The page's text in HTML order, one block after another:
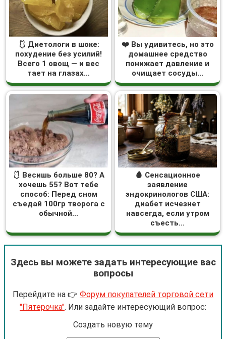
🩱 Диетологи в шоке:
похудение без усилий!
Всего 1 овощ — и вес
тает на глазах…
❤️ Вы удивитесь, но это
домашнее средство
понижает давление и
очищает сосуды...
🩱 Весишь больше 80? А
хочешь 55? Вот тебе
способ: Перед сном
съедай 100гр творога с
обычной...
🩸 Сенсационное
заявление
эндокринологов США:
диабет исчезнет
навсегда, если утром
съесть...
Здесь вы можете задать интересующие вас
вопросы
Перейдите на 👉 Форум покупателей торговой сети
"Пятерочка". Или задайте интересующий вопрос:
Cоздать новую тему